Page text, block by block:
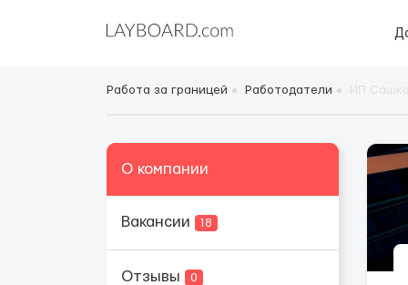
Работа за границей Работодатели
О компании
Вакансии 18
Отзывы 0